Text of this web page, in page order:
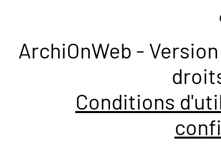
ArchiOnWeb -
Conditions